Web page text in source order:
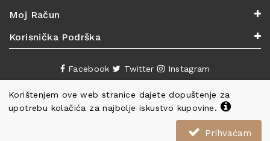
Korištenjem ove web stranice dajete dopuštenje za
upotrebu kolačića za najbolje iskustvo kupovine.
Prihvaćam
Moj Račun
Korisnička Podrška
Facebook Twitter Instagram